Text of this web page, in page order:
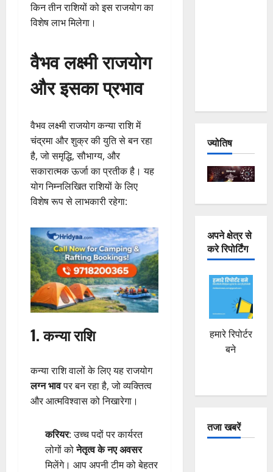
किन तीन राशियों को इस राजयोग का
विशेष लाभ मिलेगा।
वैभव लक्ष्मी राजयोग
और इसका प्रभाव
वैभव लक्ष्मी राजयोग कन्या राशि में
चंद्रमा और शुक्र की युति से बन रहा
है, जो समृद्धि, सौभाग्य, और
सकारात्मक ऊर्जा का प्रतीक है। यह
योग निम्नलिखित राशियों के लिए
विशेष रूप से लाभकारी रहेगा:
1. कन्या राशि
कन्या राशि वालों के लिए यह राजयोग
लग्न भावपर बन रहा है, जो व्यक्तित्व
और आत्मविश्वास को निखारेगा।
करियर: उच्च पदों पर कार्यरत
लोगों कोनेतृत्व के नए अवसर
मिलेंगे। आप अपनी टीम को बेहतर
ज्योतिष
अपने क्षेत्र से
करे रिपोर्टिंग
हमारे रिपोर्टर
बने
तजा खबरें